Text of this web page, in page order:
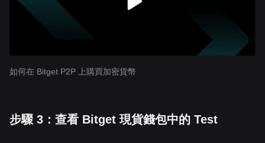
如何在 Bitget P2P 上購買加密貨幣
步驟 3：查看 Bitget 現貨錢包中的 Test